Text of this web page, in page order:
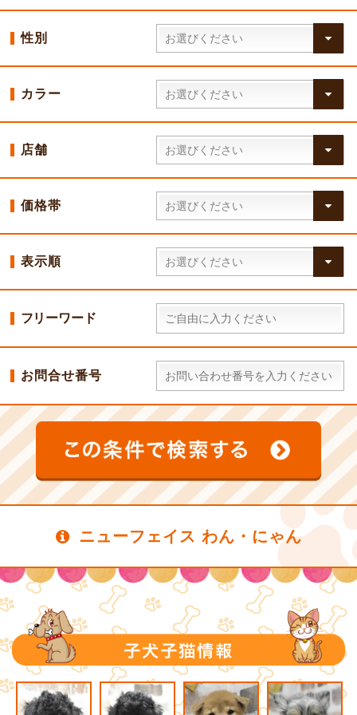
性別
カラー
店舗
価格帯
表示順
フリーワード
お問合せ番号
ニューフェイス わん・にゃん